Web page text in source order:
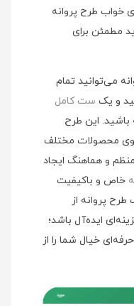
خواب طرح پروانه
مطمئن برای
می‌توانید تمام
و یک ست کامل
این طرح
محصولات مختلف
و هماهنگ ایجاد
خاص و باکیفیت
پروانه از
ایده‌آل باشد؛
خیال شما را از